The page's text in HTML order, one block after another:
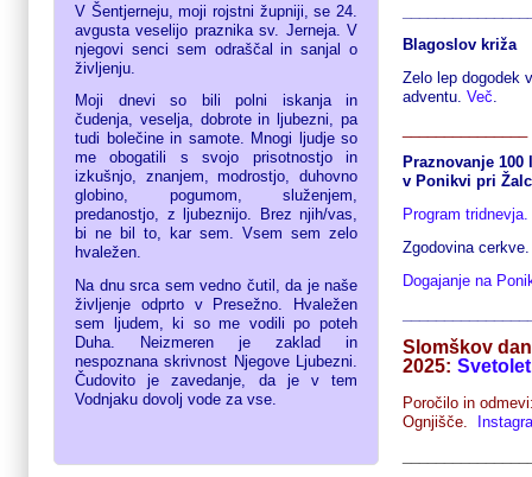
V Šentjerneju, moji rojstni župniji, se 24.
avgusta veselijo praznika sv. Jerneja. V
njegovi senci sem odraščal in sanjal o
življenju.
Moji dnevi so bili polni iskanja in
čudenja, veselja, dobrote in ljubezni, pa
tudi bolečine in samote. Mnogi ljudje so
me obogatili s svojo prisotnostjo in
izkušnjo, znanjem, modrostjo, duhovno
globino, pogumom, služenjem,
predanostjo, z ljubeznijo. Brez njih/vas,
bi ne bil to, kar sem. Vsem sem zelo
hvaležen.
Na dnu srca sem vedno čutil, da je naše
življenje odprto v Presežno. Hvaležen
sem ljudem, ki so me vodili po poteh
Duha. Neizmeren je zaklad in
nespoznana skrivnost Njegove Ljubezni.
Čudovito je zavedanje, da je v tem
Vodnjaku dovolj vode za vse.
Blagoslov križa
Zelo lep dogodek
adventu. Več
Praznovanje
v Ponikvi pri
Program tridnevja.
Zgodovina
Dogajanje na
Slomškov
2025:
Poročilo in
Ognjišče.